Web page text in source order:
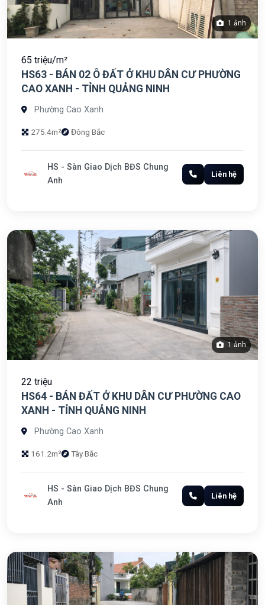
1 ảnh
65 triệu/m²
HS63 - BÁN 02 Ô ĐẤT Ở KHU DÂN CƯ PHƯỜNG
CAO XANH - TỈNH QUẢNG NINH
Phường Cao Xanh
275.4m² Đông Bắc
HS - Sàn Giao Dịch BĐS Chung
Anh
Liên hệ
1 ảnh
22 triệu
HS64 - BÁN ĐẤT Ở KHU DÂN CƯ PHƯỜNG CAO
XANH - TỈNH QUẢNG NINH
Phường Cao Xanh
161.2m² Tây Bắc
HS - Sàn Giao Dịch BĐS Chung
Anh
Liên hệ